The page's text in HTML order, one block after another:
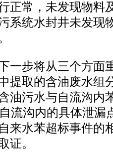
正常，未发现物料
系统水封井未发现
步将从三个方面
提取的含油废水组
油污水与自流沟内
流沟内的具体泄漏
来水苯超标事件的
证。